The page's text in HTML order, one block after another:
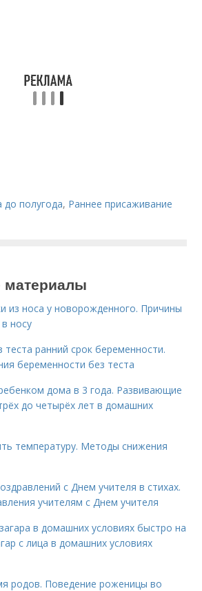
до полугода, Раннее присаживание
из носа у новорожденного. Причины
носу
теста ранний срок беременности.
беременности без теста
дома в 3 года. Развивающие
до четырёх лет в домашних
температуру. Методы снижения
с Днем учителя в стихах.
учителям с Днем учителя
в домашних условиях быстро на
с лица в домашних условиях
родов. Поведение роженицы во